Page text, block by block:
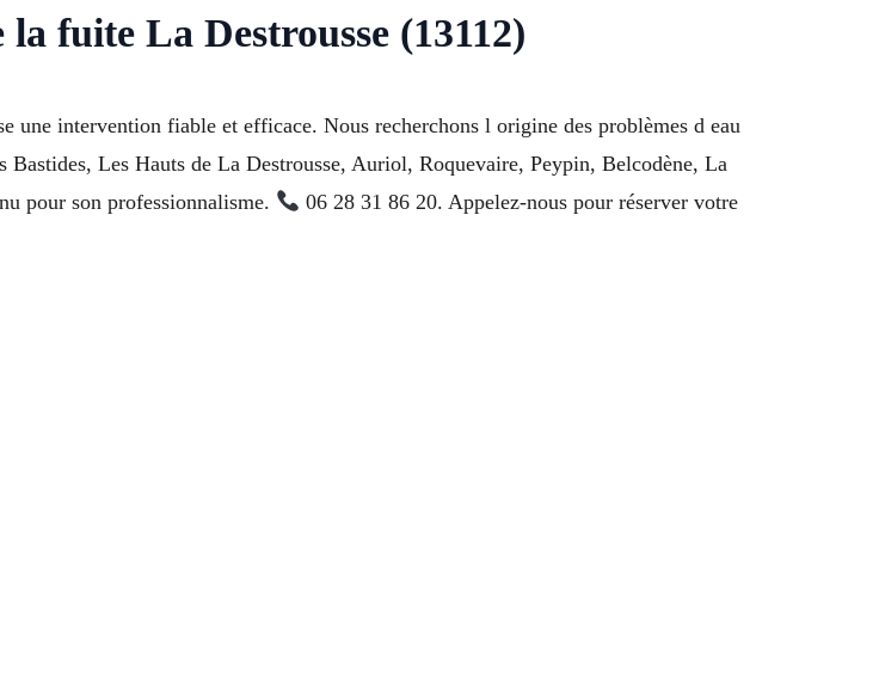
fuite La Destrousse (13112)
une intervention fiable et efficace. Nous recherchons l origine des problèmes d eau
Les Hauts de La Destrousse, Auriol, Roquevaire, Peypin, Belcodène, La
pour son professionnalisme.
06 28 31 86 20. Appelez-nous pour réserver votre